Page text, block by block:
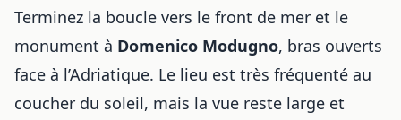
Terminez la boucle vers le front de mer et le
monument à Domenico Modugno, bras ouverts
face à l’Adriatique. Le lieu est très fréquenté au
coucher du soleil, mais la vue reste large et